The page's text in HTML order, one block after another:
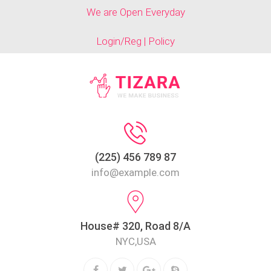
We are Open Everyday
Login/Reg | Policy
(225) 456 789 87
info@example.com
House# 320, Road 8/A
NYC,USA